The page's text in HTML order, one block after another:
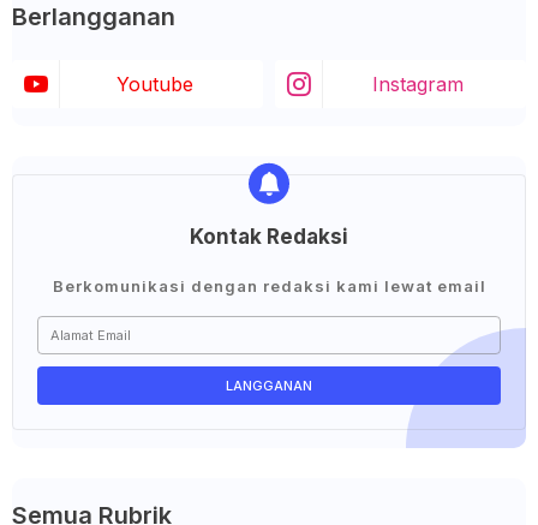
Berlangganan
Youtube Instagram
Kontak Redaksi
Berkomunikasi dengan redaksi kami lewat email
Semua Rubrik